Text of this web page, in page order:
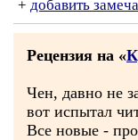
+ добавить
Рецензия на «
Чен, давно не
вот испытал
Все новые -